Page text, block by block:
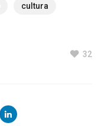
cultura
32